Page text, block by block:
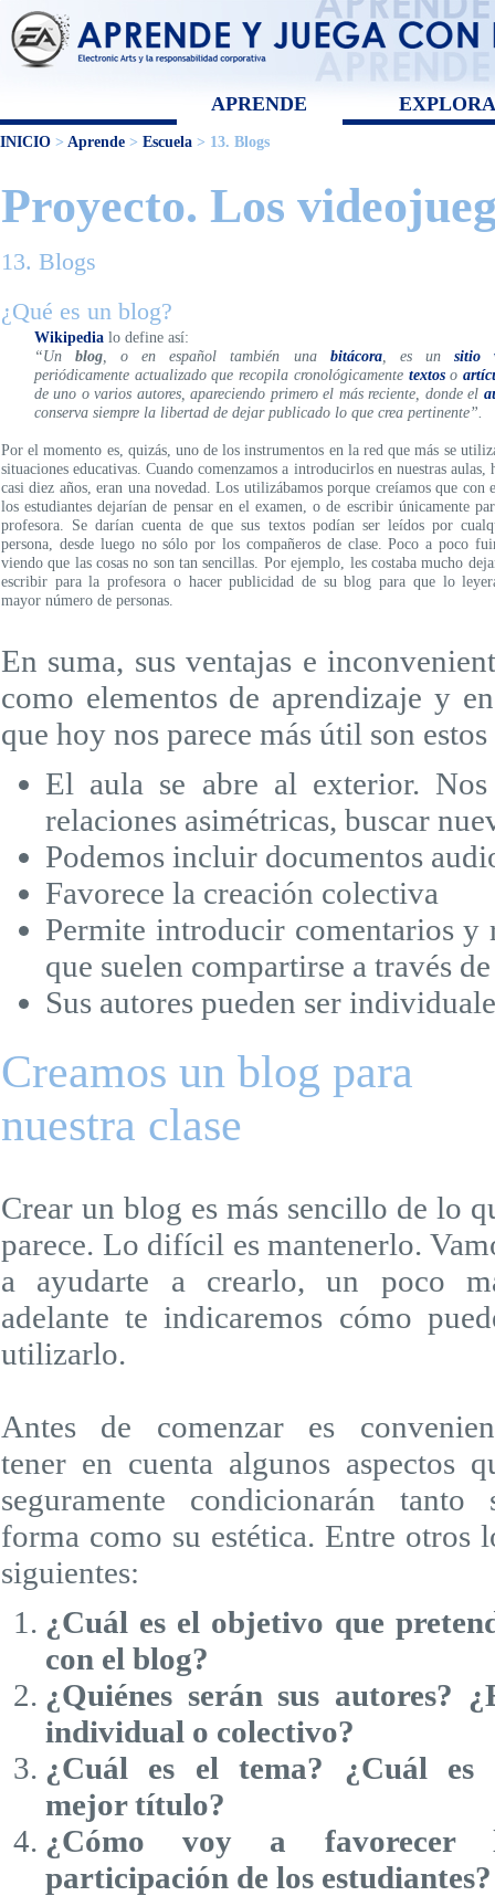
APRENDE EXPLORA
INICIO > Aprende > Escuela > 13. Blogs
Proyecto. Los
13. Blogs
¿Qué es un blog?
Wikipedia lo define así:
“Unblog , o en español también una bitácora, es un sitio
periódicamente actualizado que recopila cronológicamente textoso
de uno o varios autores, apareciendo primero el más reciente, donde el
conserva siempre la libertad de dejar publicado lo que crea pertinente”.
Por el momento es, quizás, uno de los instrumentos en la red que más se
situaciones educativas. Cuando comenzamos a introducirlos en nuestras aulas,
casi diez años, eran una novedad. Los utilizábamos porque creíamos que con
los estudiantes dejarían de pensar en el examen, o de escribir únicamente
profesora. Se darían cuenta de que sus textos podían ser leídos por
persona, desde luego no sólo por los compañeros de clase. Poco a poco
viendo que las cosas no son tan sencillas. Por ejemplo, les costaba mucho
escribir para la profesora o hacer publicidad de su blog para que lo
mayor número de personas.
En suma, sus ventajas e
como elementos de aprendizaje y
que hoy nos parece más útil son estos
El aula se abre al exterior. Nos
relaciones asimétricas, buscar
Podemos incluir documentos
Favorece la creación colectiva
Permite introducir comentarios y
que suelen compartirse a través
Sus autores pueden ser
Creamos un blog para
nuestra clase
Crear un blog es más sencillo de lo
parece. Lo difícil es mantenerlo.
a ayudarte a crearlo, un poco
adelante te indicaremos cómo
utilizarlo.
Antes de comenzar es
tener en cuenta algunos aspectos
seguramente condicionarán tanto
forma como su estética. Entre otros
siguientes:
¿Cuál es el objetivo que
con el blog?
¿Quiénes serán sus autores?
individual o colectivo?
¿Cuál es el tema? ¿Cuál es
mejor título?
¿Cómo voy a favorecer
participación de los estudiantes?